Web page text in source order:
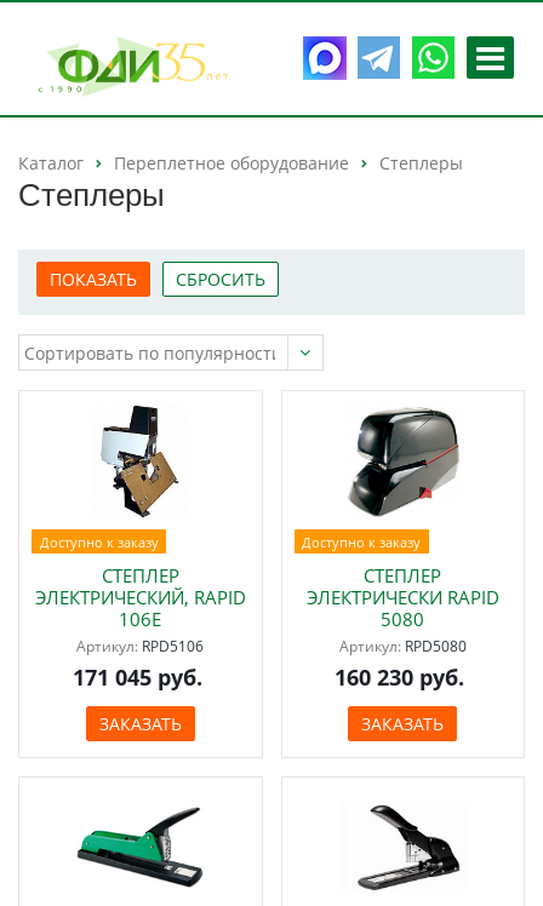
Каталог Переплетное оборудование Степлеры
Степлеры
Доступно к заказу
СТЕПЛЕР
ЭЛЕКТРИЧЕСКИЙ, RAPID
106Е
Артикул: RPD5106
171 045 руб.
ЗАКАЗАТЬ
Доступно к заказу
СТЕПЛЕР
ЭЛЕКТРИЧЕСКИ RAPID
5080
Артикул: RPD5080
160 230 руб.
ЗАКАЗАТЬ